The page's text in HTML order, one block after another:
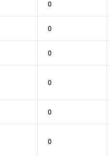
0
0
0
0
0
0